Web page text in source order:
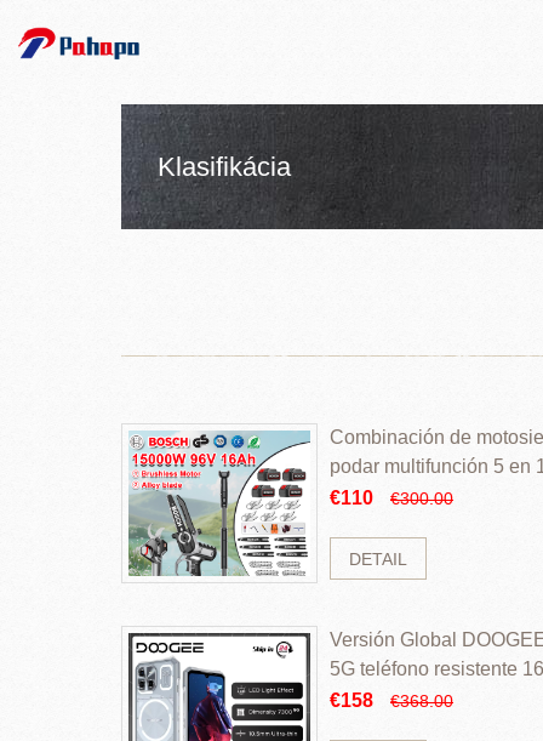
Klasifikácia
Combinación de
podar multifunción 5 en
€110
€300.00
DETAIL
Versión Global
5G teléfono resistente
ROM Mediatek
€158 €368.00